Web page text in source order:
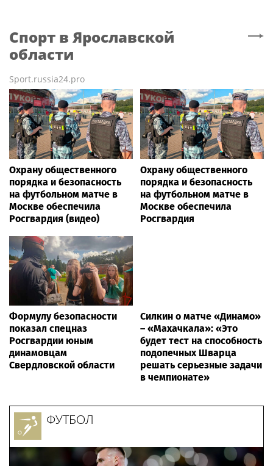
Спорт в Ярославской
области
Sport.russia24.pro
Охрану общественного
порядка и безопасность
на футбольном матче в
Москве обеспечила
Росгвардия (видео)
Охрану общественного
порядка и безопасность
на футбольном матче в
Москве обеспечила
Росгвардия
Формулу безопасности
показал спецназ
Росгвардии юным
динамовцам
Свердловской области
Силкин о матче «Динамо»
– «Махачкала»: «Это
будет тест на способность
подопечных Шварца
решать серьезные задачи
в чемпионате»
ФУТБОЛ